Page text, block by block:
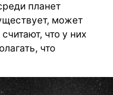
планет
может
что у них
что